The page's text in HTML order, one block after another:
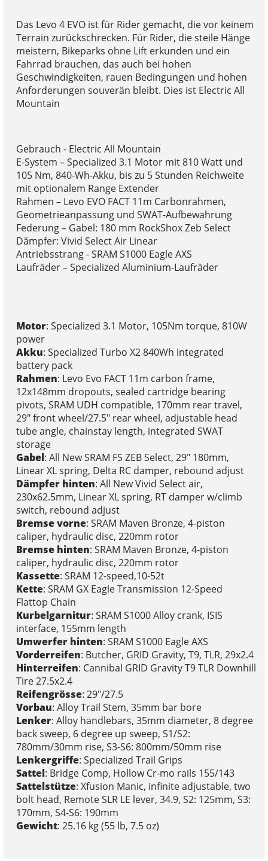
Das Levo 4 EVO ist für Rider gemacht, die vor keinem
Terrain zurückschrecken. Für Rider, die steile Hänge
meistern, Bikeparks ohne Lift erkunden und ein
Fahrrad brauchen, das auch bei hohen
Geschwindigkeiten, rauen Bedingungen und hohen
Anforderungen souverän bleibt. Dies ist Electric All
Mountain
Gebrauch - Electric All Mountain
E-System – Specialized 3.1 Motor mit 810 Watt und
105 Nm, 840-Wh-Akku, bis zu 5 Stunden Reichweite
mit optionalem Range Extender
Rahmen – Levo EVO FACT 11m Carbonrahmen,
Geometrieanpassung und SWAT-Aufbewahrung
Federung – Gabel: 180 mm RockShox Zeb Select
Dämpfer: Vivid Select Air Linear
Antriebsstrang - SRAM S1000 Eagle AXS
Laufräder – Specialized Aluminium-Laufräder
Motor: Specialized 3.1 Motor, 105Nm torque, 810W
power
Akku: Specialized Turbo X2 840Wh integrated
battery pack
Rahmen: Levo Evo FACT 11m carbon frame,
12x148mm dropouts, sealed cartridge bearing
pivots, SRAM UDH compatible, 170mm rear travel,
29" front wheel/27.5" rear wheel, adjustable head
tube angle, chainstay length, integrated SWAT
storage
Gabel: All New SRAM FS ZEB Select, 29" 180mm,
Linear XL spring, Delta RC damper, rebound adjust
Dämpfer hinten: All New Vivid Select air,
230x62.5mm, Linear XL spring, RT damper w/climb
switch, rebound adjust
Bremse vorne: SRAM Maven Bronze, 4-piston
caliper, hydraulic disc, 220mm rotor
Bremse hinten: SRAM Maven Bronze, 4-piston
caliper, hydraulic disc, 220mm rotor
Kassette: SRAM 12-speed,10-52t
Kette: SRAM GX Eagle Transmission 12-Speed
Flattop Chain
Kurbelgarnitur: SRAM S1000 Alloy crank, ISIS
interface, 155mm length
Umwerfer hinten: SRAM S1000 Eagle AXS
Vorderreifen: Butcher, GRID Gravity, T9, TLR, 29x2.4
Hinterreifen: Cannibal GRID Gravity T9 TLR Downhill
Tire 27.5x2.4
Reifengrösse: 29"/27.5
Vorbau: Alloy Trail Stem, 35mm bar bore
Lenker: Alloy handlebars, 35mm diameter, 8 degree
back sweep, 6 degree up sweep, S1/S2:
780mm/30mm rise, S3-S6: 800mm/50mm rise
Lenkergriffe: Specialized Trail Grips
Sattel: Bridge Comp, Hollow Cr-mo rails 155/143
Sattelstütze: Xfusion Manic, infinite adjustable, two
bolt head, Remote SLR LE lever, 34.9, S2: 125mm, S3:
170mm, S4-S6: 190mm
Gewicht: 25.16 kg (55 lb, 7.5 oz)